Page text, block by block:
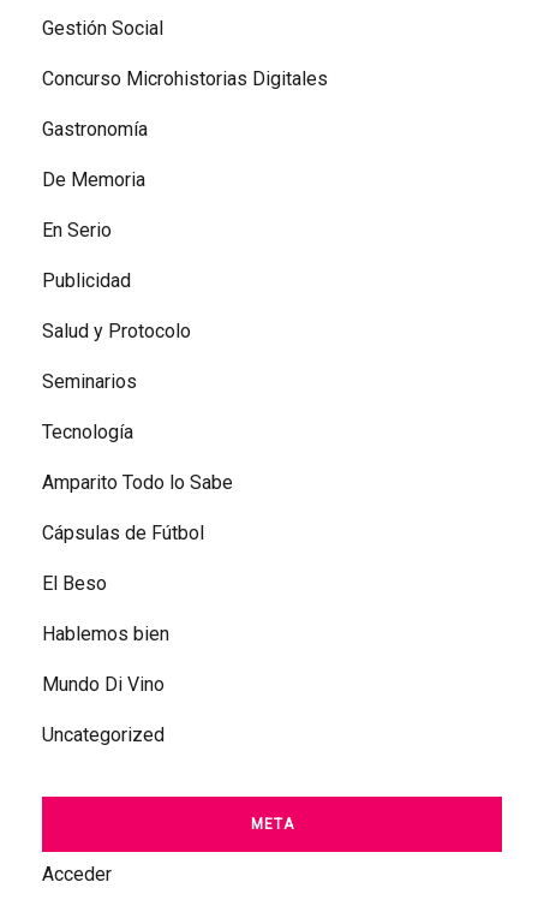
Gestión Social
Concurso Microhistorias Digitales
Gastronomía
De Memoria
En Serio
Publicidad
Salud y Protocolo
Seminarios
Tecnología
Amparito Todo lo Sabe
Cápsulas de Fútbol
El Beso
Hablemos bien
Mundo Di Vino
Uncategorized
META
Acceder